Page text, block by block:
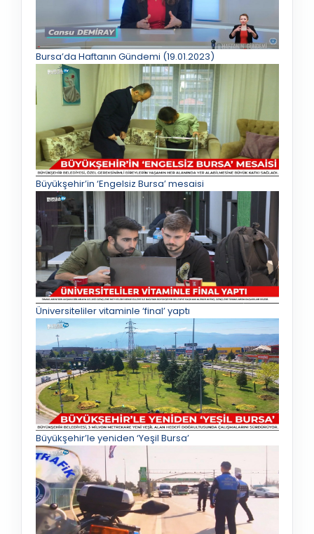
Bursa’da Haftanın Gündemi (19.01.2023)
Büyükşehir’in ‘Engelsiz Bursa’ mesaisi
Üniversiteliler vitaminle ‘final’ yaptı
Büyükşehir’le yeniden ‘Yeşil Bursa’